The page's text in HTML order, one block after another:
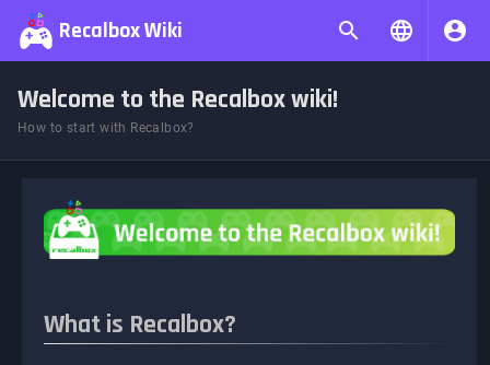
Recalbox Wiki
Welcome to the Recalbox wiki!
How to start with Recalbox?
What is Recalbox?